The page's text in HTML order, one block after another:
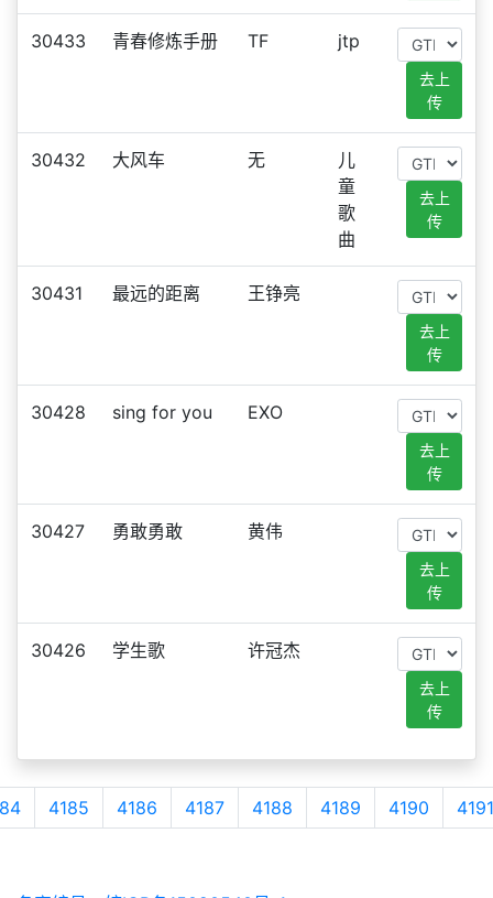
30433 青春修炼手册 TF jtp
去上
传
30432 大风车 无
儿
童
歌
曲
去上
传
30431 最远的距离 王铮亮
去上
传
30428 sing for you EXO
去上
传
30427 勇敢勇敢 黄伟
去上
传
30426 学生歌 许冠杰
去上
传
4185 4186 4187 4188 4189 4190 4191